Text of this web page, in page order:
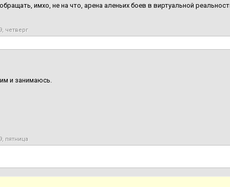
имхо, не на что, арена аленьих боев в виртуальной
четверг
и занимаюсь.
пятница